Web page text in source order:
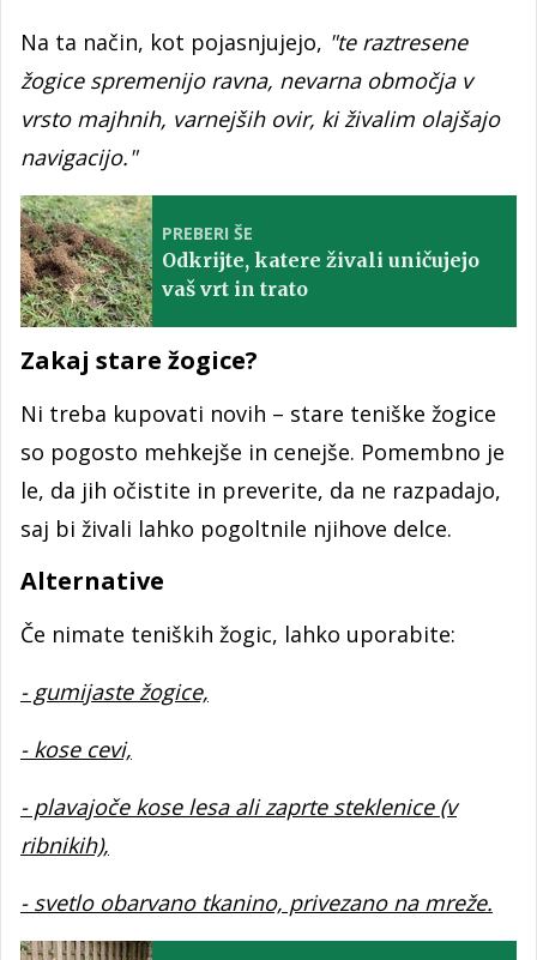
Na ta način, kot pojasnjujejo, "te raztresene
žogice spremenijo ravna, nevarna območja v
vrsto majhnih, varnejših ovir, ki živalim olajšajo
navigacijo."
PREBERI ŠE
Odkrijte, katere živali uničujejo
vaš vrt in trato
Zakaj stare žogice?
Ni treba kupovati novih – stare teniške žogice
so pogosto mehkejše in cenejše. Pomembno je
le, da jih očistite in preverite, da ne razpadajo,
saj bi živali lahko pogoltnile njihove delce.
Alternative
Če nimate teniških žogic, lahko uporabite:
- gumijaste žogice,
- kose cevi,
- plavajoče kose lesa ali zaprte steklenice (v
ribnikih),
- svetlo obarvano tkanino, privezano na mreže.